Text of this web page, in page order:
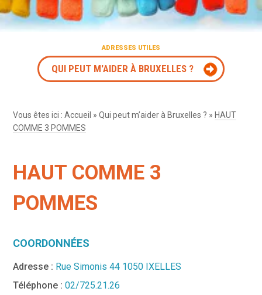
ADRESSES UTILES
QUI PEUT M'AIDER À BRUXELLES ?
Vous êtes ici :Accueil »Qui peut m’aider à Bruxelles ? » HAUT
COMME 3 POMMES
HAUT COMME 3
POMMES
COORDONNÉES
Adresse : Rue Simonis 44 1050 IXELLES
Téléphone :02/725.21.26